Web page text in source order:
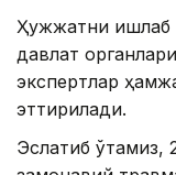
Ҳужжатни ишлаб
давлат
экспертлар
эттирилади.
Эслатиб ўтамиз,